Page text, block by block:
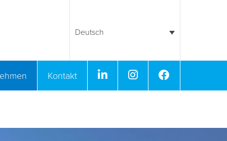
Deutsch
Kontakt LinkedinInstagram